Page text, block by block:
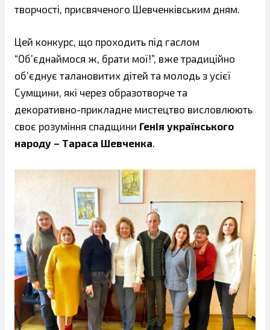
творчості, присвяченого Шевченківським дням.
Цей конкурс, що проходить під гаслом
“Об’єднаймося ж, брати мої!”, вже традиційно
об’єднує талановитих дітей та молодь з усієї
Сумщини, які через образотворче та
декоративно-прикладне мистецтво висловлюють
своє розуміння спадщини Генія українського
народу – Тараса Шевченка